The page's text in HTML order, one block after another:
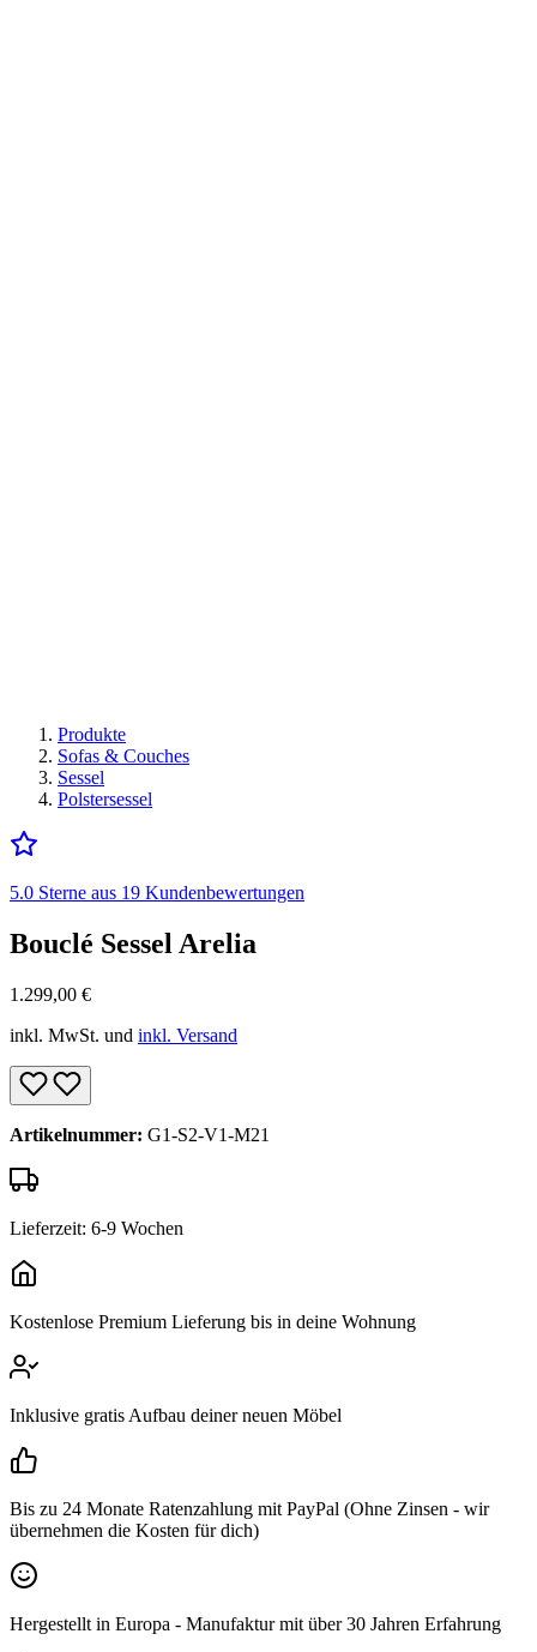
Produkte
Sofas & Couches
Sessel
Polstersessel
5.0 Sterne aus 19 Kundenbewertungen
Bouclé Sessel Arelia
1.299,00 €
inkl. MwSt. und inkl. Versand
Artikelnummer: G1-S2-V1-M21
Lieferzeit: 6-9 Wochen
Kostenlose Premium Lieferung bis in deine Wohnung
Inklusive gratis Aufbau deiner neuen Möbel
Bis zu 24 Monate Ratenzahlung mit PayPal (Ohne Zinsen - wir
übernehmen die Kosten für dich)
Hergestellt in Europa - Manufaktur mit über 30 Jahren Erfahrung